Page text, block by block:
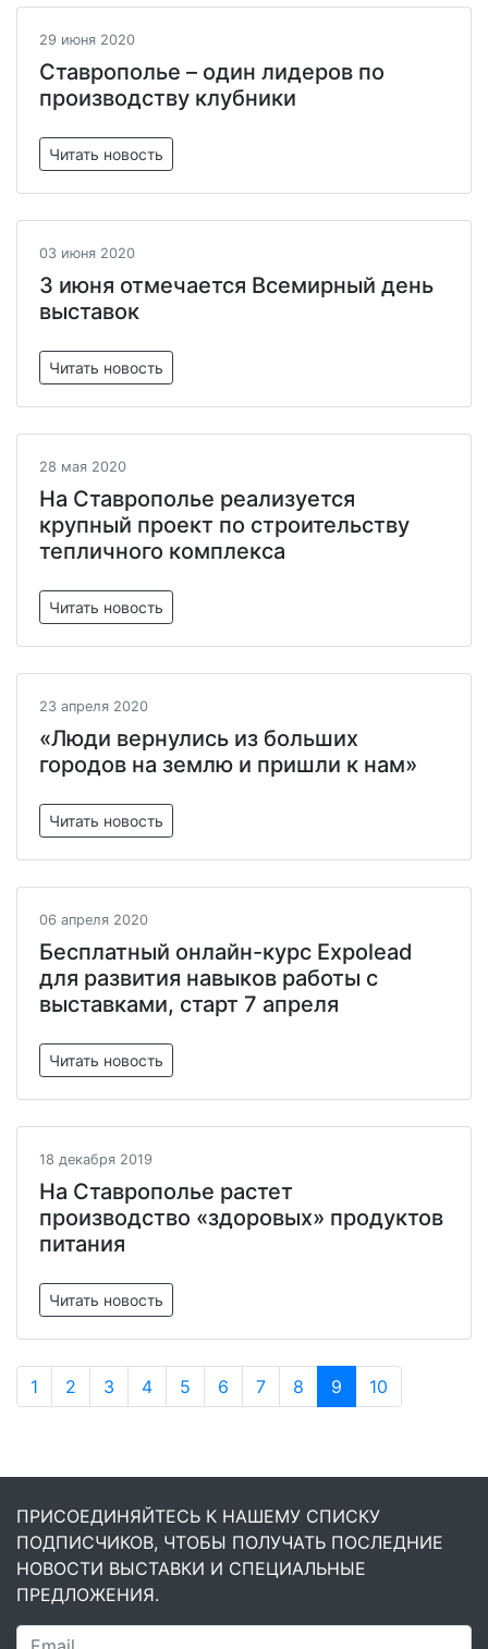
29 июня 2020
Ставрополье – один лидеров по
производству клубники
Читать новость
03 июня 2020
3 июня отмечается Всемирный день
выставок
Читать новость
28 мая 2020
На Ставрополье реализуется
крупный проект по строительству
тепличного комплекса
Читать новость
23 апреля 2020
«Люди вернулись из больших
городов на землю и пришли к нам»
Читать новость
06 апреля 2020
Бесплатный онлайн-курс Expolead
для развития навыков работы с
выставками, старт 7 апреля
Читать новость
18 декабря 2019
На Ставрополье растет
производство «здоровых» продуктов
питания
Читать новость
1 2 3 4 5 6 7 8 9 10
ПРИСОЕДИНЯЙТЕСЬ К НАШЕМУ СПИСКУ
ПОДПИСЧИКОВ, ЧТОБЫ ПОЛУЧАТЬ ПОСЛЕДНИЕ
НОВОСТИ ВЫСТАВКИ И СПЕЦИАЛЬНЫЕ
ПРЕДЛОЖЕНИЯ.